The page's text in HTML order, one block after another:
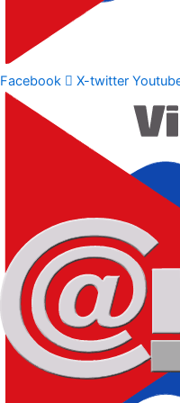
Facebook X-twitter